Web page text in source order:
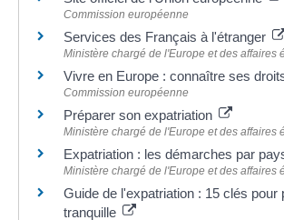
Commission européenne
Services des Français à l'étranger
Ministère chargé de l'Europe et des affaires
Vivre en Europe : connaître ses
Commission européenne
Préparer son expatriation
Ministère chargé de l'Europe et des affaires
Expatriation : les démarches par
Ministère chargé de l'Europe et des affaires
Guide de l'expatriation : 15 clés pour
tranquille